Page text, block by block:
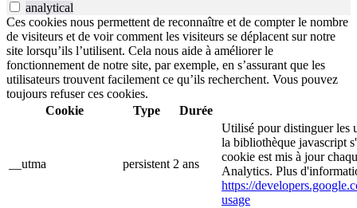
analytical
Ces cookies nous permettent de reconnaître et de compter le nombre
de visiteurs et de voir comment les visiteurs se déplacent sur notre
site lorsqu’ils l’utilisent. Cela nous aide à améliorer le
fonctionnement de notre site, par exemple, en s’assurant que les
utilisateurs trouvent facilement ce qu’ils recherchent. Vous pouvez
toujours refuser ces cookies.
Cookie
Type Durée
__utma persistent 2 ans
Utilisé pour distinguer les
la bibliothèque javascript
cookie est mis à jour
Analytics. Plus
https://
usage